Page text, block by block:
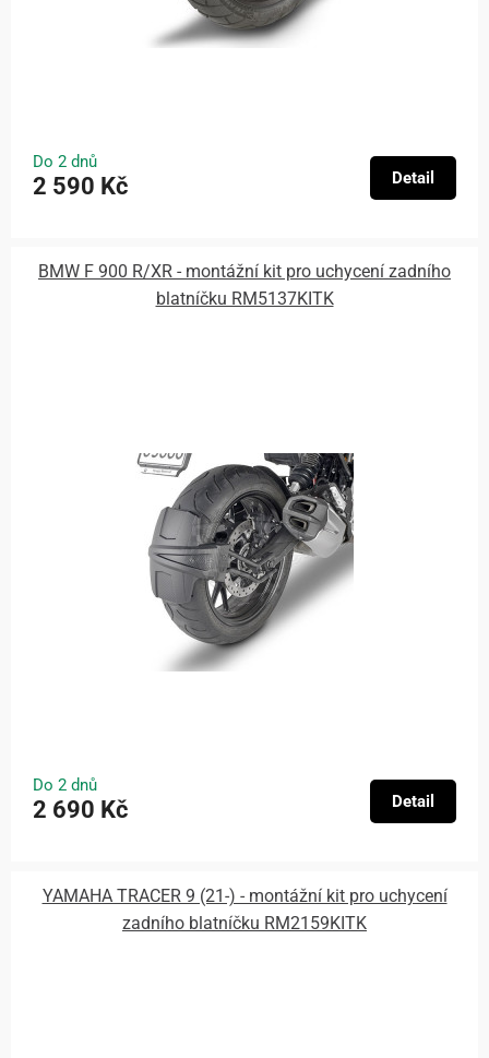
Do 2 dnů
2 590 Kč Detail
BMW F 900 R/XR - montážní kit pro uchycení zadního
blatníčku RM5137KITK
Do 2 dnů
2 690 Kč Detail
YAMAHA TRACER 9 (21-) - montážní kit pro uchycení
zadního blatníčku RM2159KITK